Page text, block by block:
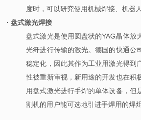
度时，可以研究使用机械焊接、机器人
· 盘式激光焊接
盘式激光是使用圆盘状的YAG晶体放
光纤进行传输的激光。德国的快通公
稳定化，因此其作为工业用激光得到
性被重新审视，新用途的开发也在积
用盘式激光进行手焊的单体设备，但
割机的用户能可选地引进手焊用的焊炬